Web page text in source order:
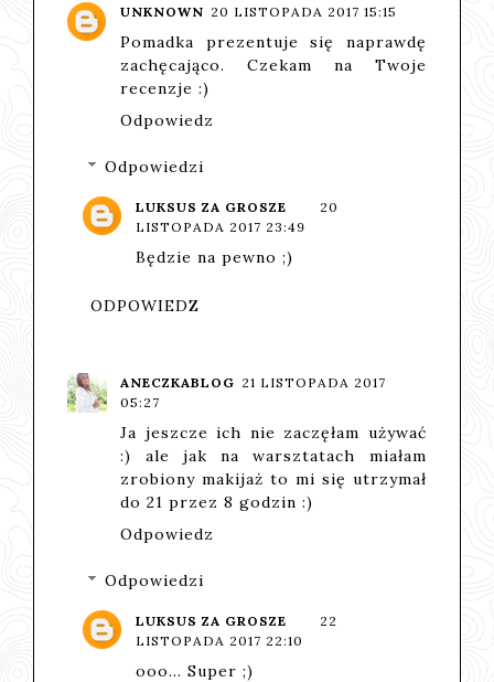
UNKNOWN 20 LISTOPADA 2017 15:15
Pomadka prezentuje się naprawdę
zachęcająco. Czekam na Twoje
recenzje :)
Odpowiedz
Odpowiedzi
LUKSUS ZA GROSZE
20
LISTOPADA 2017 23:49
Będzie na pewno ;)
ODPOWIEDZ
ANECZKABLOG 21 LISTOPADA 2017
05:27
Ja jeszcze ich nie zaczęłam używać
:) ale jak na warsztatach miałam
zrobiony makijaż to mi się utrzymał
do 21 przez 8 godzin :)
Odpowiedz
Odpowiedzi
LUKSUS ZA GROSZE
22
LISTOPADA 2017 22:10
ooo... Super ;)